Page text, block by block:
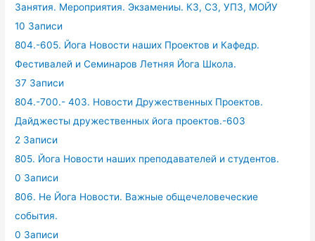
Занятия. Мероприятия. Экзамениы. КЗ, СЗ, УПЗ, МОЙУ
10 Записи
804.-605. Йога Новости наших Проектов и Кафедр.
Фестивалей и Семинаров Летняя Йога Школа.
37 Записи
804.-700.- 403. Новости Дружественных Проектов.
Дайджесты дружественных йога проектов.-603
2 Записи
805. Йога Новости наших преподавателей и студентов.
0 Записи
806. Не Йога Новости. Важные общечеловеческие
события.
0 Записи